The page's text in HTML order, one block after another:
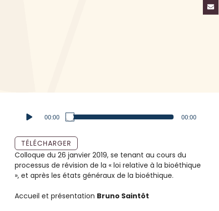
Lecteur
audio
00:00 00:00
TÉLÉCHARGER
Colloque du 26 janvier 2019, se tenant au cours du
processus de révision de la « loi relative à la bioéthique
», et après les états généraux de la bioéthique.
Accueil et présentation Bruno Saintôt